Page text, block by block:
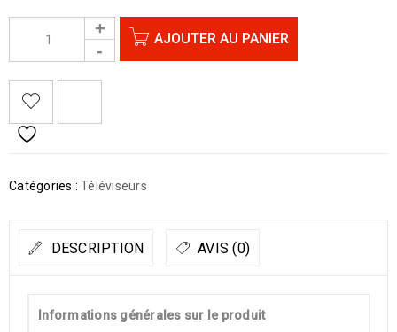
AJOUTER AU PANIER
Catégories : Téléviseurs
DESCRIPTION AVIS (0)
Informations générales sur le produit